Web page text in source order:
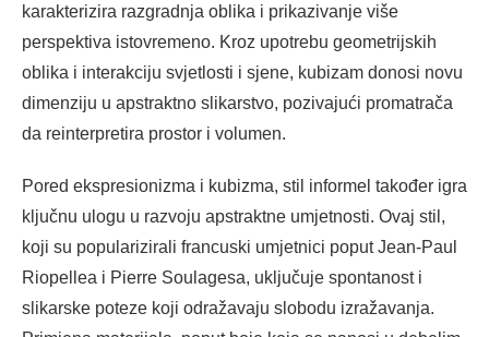
karakterizira razgradnja oblika i prikazivanje više
perspektiva istovremeno. Kroz upotrebu geometrijskih
oblika i interakciju svjetlosti i sjene, kubizam donosi novu
dimenziju u apstraktno slikarstvo, pozivajući promatrača
da reinterpretira prostor i volumen.
Pored ekspresionizma i kubizma, stil informel također igra
ključnu ulogu u razvoju apstraktne umjetnosti. Ovaj stil,
koji su popularizirali francuski umjetnici poput Jean-Paul
Riopellea i Pierre Soulagesa, uključuje spontanost i
slikarske poteze koji odražavaju slobodu izražavanja.